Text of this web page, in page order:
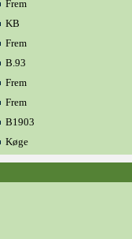
Frem
KB
Frem
B.93
Frem
Frem
B1903
Køge